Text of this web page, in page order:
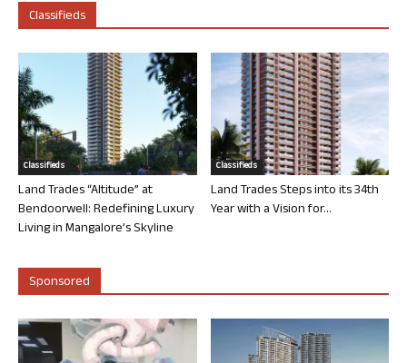
Classifieds
Classifieds
Land Trades “Altitude” at
Bendoorwell: Redefining Luxury
Living in Mangalore’s Skyline
Classifieds
Land Trades Steps into its 34th
Year with a Vision for...
Sponsored